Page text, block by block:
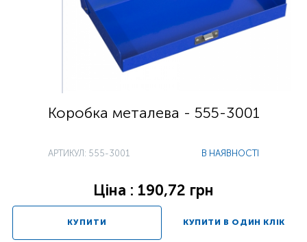
Коробка металева - 555-3001
АРТИКУЛ: 555-3001 В НАЯВНОСТІ
Ціна : 190,72 грн
КУПИТИ КУПИТИ В ОДИН КЛІК